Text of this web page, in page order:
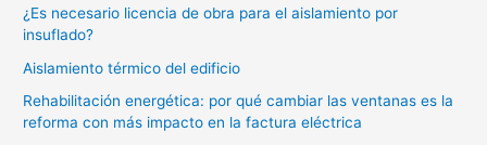
p
o
r
:
¿Es necesario licencia de obra para el aislamiento por
insuflado?
Aislamiento térmico del edificio
Rehabilitación energética: por qué cambiar las ventanas es la
reforma con más impacto en la factura eléctrica